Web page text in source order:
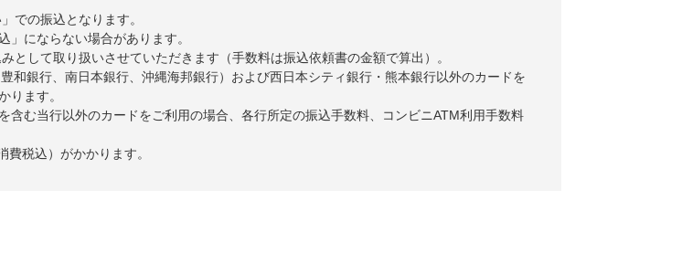
での振込となります。
にならない場合があります。
して取り扱いさせていただきます（手数料は振込依頼書の金額で算出）。
銀行、南日本銀行、沖縄海邦銀行）および西日本シティ銀行・熊本銀行以外のカードを
ります。
む当行以外のカードをご利用の場合、各行所定の振込手数料、コンビニATM利用手数料
税込）がかかります。